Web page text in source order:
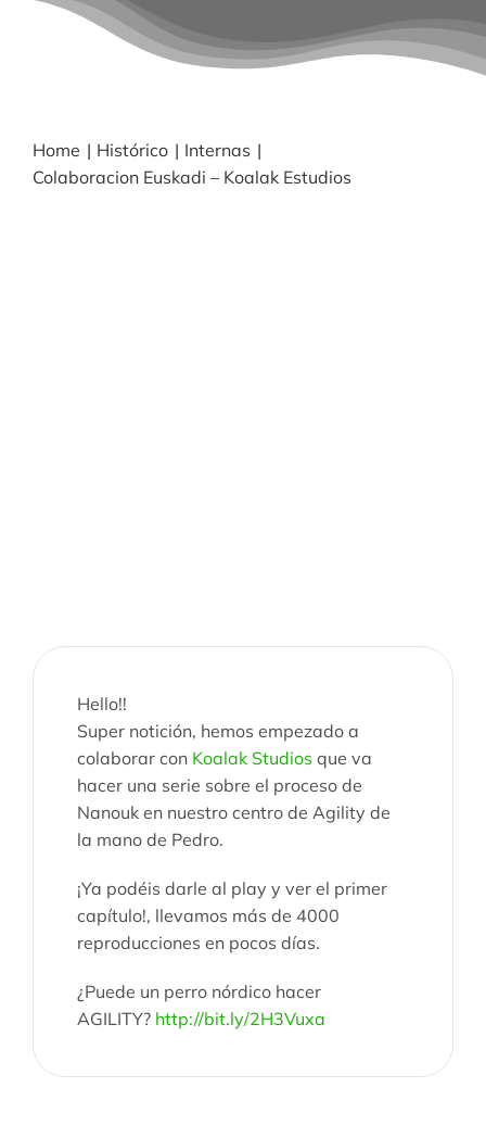
BLOG
Home Histórico
Internas
Colaboracion Euskadi – Koalak Estudios
Hello!!
Super notición, hemos empezado a
colaborar con Koalak Studios que va
hacer una serie sobre el proceso de
Nanouk en nuestro centro de Agility de
la mano de Pedro.
¡Ya podéis darle al play y ver el primer
capítulo!, llevamos más de 4000
reproducciones en pocos días.
¿Puede un perro nórdico hacer
AGILITY? http://bit.ly/2H3Vuxa